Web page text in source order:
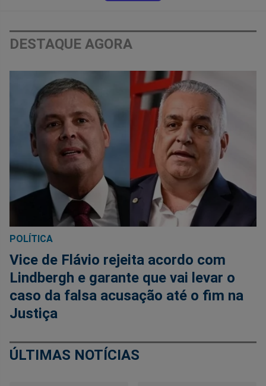
DESTAQUE AGORA
POLÍTICA
Vice de Flávio rejeita acordo com
Lindbergh e garante que vai levar o
caso da falsa acusação até o fim na
Justiça
ÚLTIMAS NOTÍCIAS